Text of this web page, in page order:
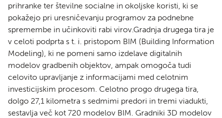
prihranke ter številne socialne in okoljske koristi, ki se
pokažejo pri uresničevanju programov za podnebne
spremembe in učinkoviti rabi virov.Gradnja drugega tira je
v celoti podprta s t. i. pristopom BIM (Building Information
Modeling), ki ne pomeni samo izdelave digitalnih
modelov gradbenih objektov, ampak omogoča tudi
celovito upravljanje z informacijami med celotnim
investicijskim procesom. Celotno progo drugega tira,
dolgo 27,1 kilometra s sedmimi predori in tremi viadukti,
sestavlja več kot 720 modelov BIM. Gradniki 3D modelov